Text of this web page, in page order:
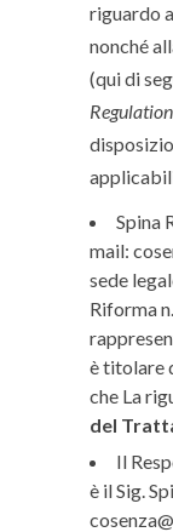
riguardo
nonché
(qui di
Regulation
Spina
mail:
sede
Riforma
è titolare
che La
del
Il
è il Sig.